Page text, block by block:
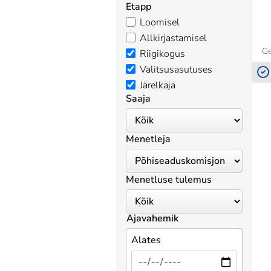
Etapp
Loomisel
Allkirjastamisel
Riigikogus
Valitsusasutuses
Järelkaja
Saaja
Menetleja
Menetluse tulemus
Ajavahemik
Alates